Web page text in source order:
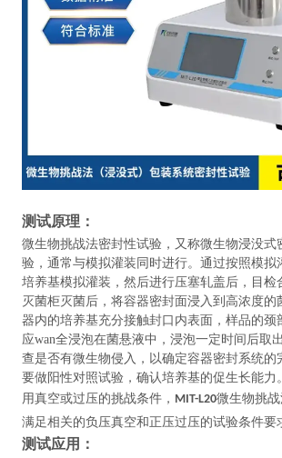
测试原理：
微生物挑战法密封性试验，又称微生物浸没式
验，通常与模拟灌装同时进行。通过按照模拟
培养基模拟灌装，然后进行压塞轧盖后，目检
灭菌柜灭菌后，将容器密封面浸入到高浓度的
器内的培养基充分接触封口内表面，样品的颈
应wan全浸泡在菌悬液中，浸泡一定时间后取
查是否有微生物侵入，以确定容器密封系统的
要做阳性对照试验，确认培养基的促生长能力
用真空或过压的挑战条件， MIT-L20微生物挑
满足相关的负压真空和正压过压的试验条件要
测试应用：